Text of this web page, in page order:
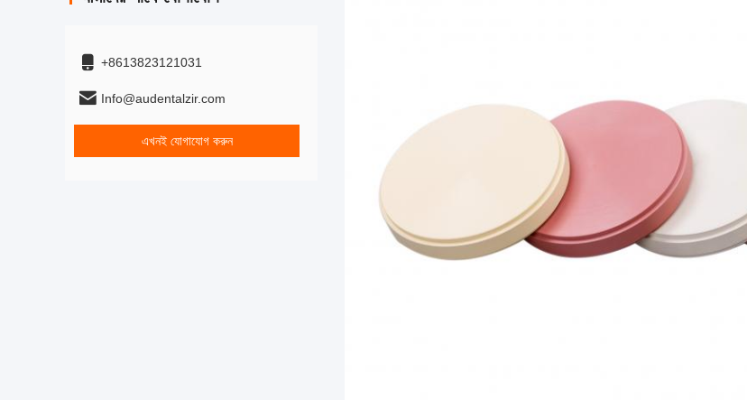
+8613823121031
Info@audentalzir.com
এখনই যোগাযোগ করুন